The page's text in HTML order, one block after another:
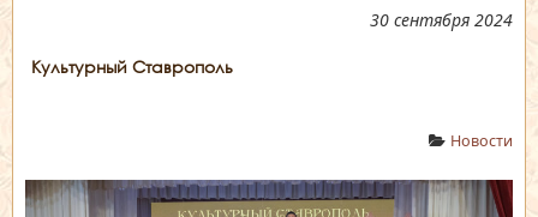
30 сентября 2024
Культурный Ставрополь
Новости